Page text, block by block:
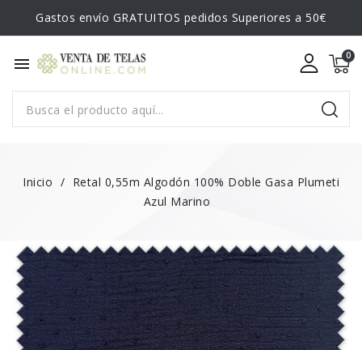
Gastos envío GRATUITOS pedidos Superiores a 50€
menu
Inicio
Retal 0,55m Algodón 100% Doble Gasa Plumeti
Azul Marino
¡EN OFERTA!
-0,50 €